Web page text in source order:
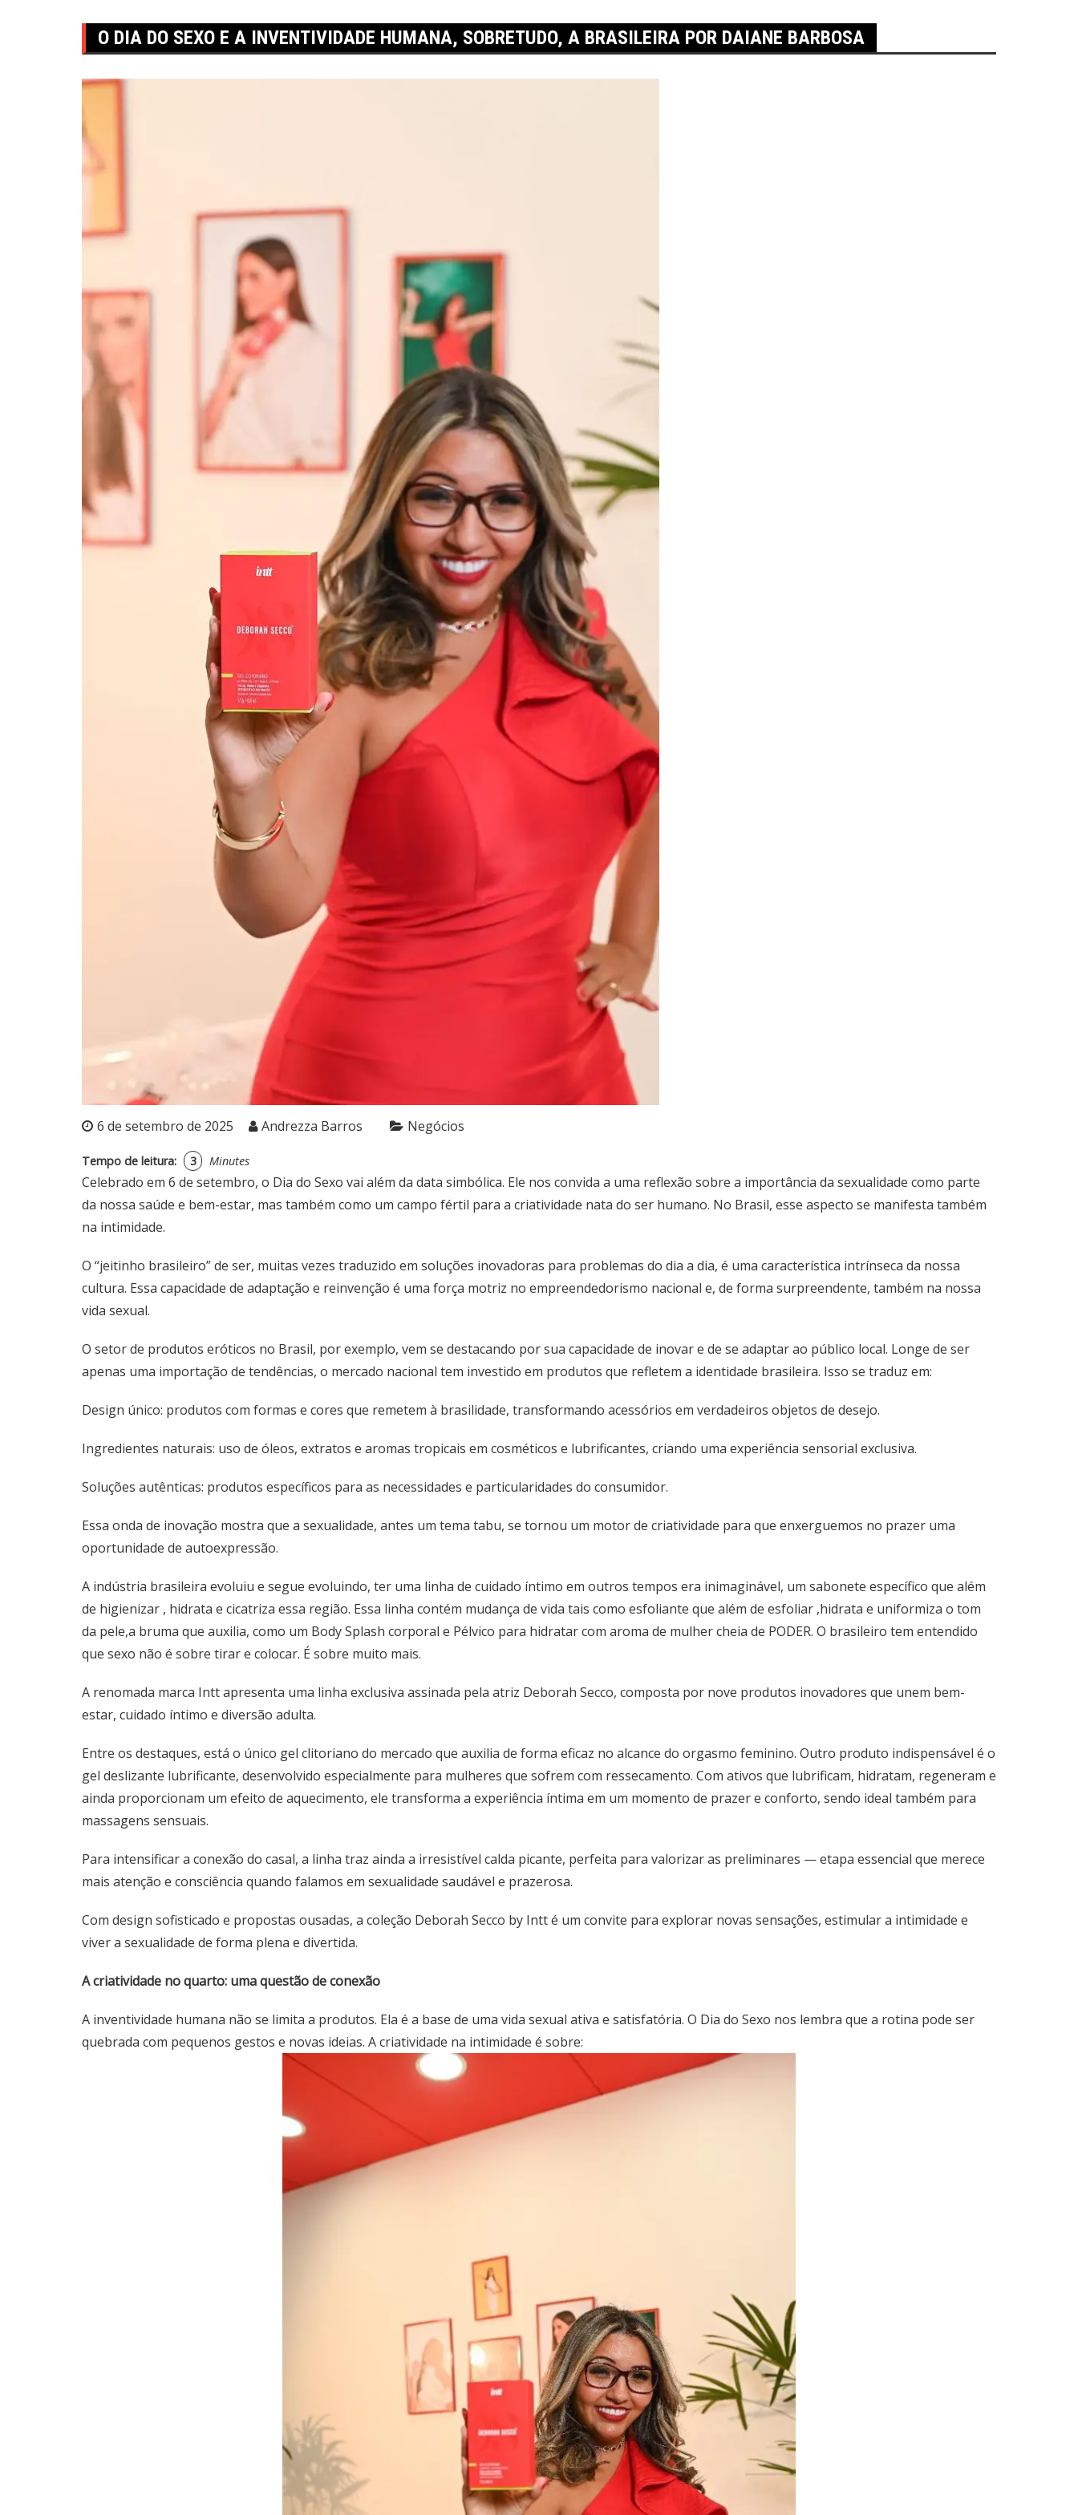
O DIA DO SEXO E A INVENTIVIDADE HUMANA, SOBRETUDO, A BRASILEIRA POR DAIANE BARBOSA
6 de setembro de 2025 Andrezza Barros Negócios
Tempo de leitura: 3 Minutes
Celebrado em 6 de setembro, o Dia do Sexo vai além da data simbólica. Ele nos convida a uma reflexão sobre a importância da sexualidade como parte
da nossa saúde e bem-estar, mas também como um campo fértil para a criatividade nata do ser humano. No Brasil, esse aspecto se manifesta também
na intimidade.
O “jeitinho brasileiro” de ser, muitas vezes traduzido em soluções inovadoras para problemas do dia a dia, é uma característica intrínseca da nossa
cultura. Essa capacidade de adaptação e reinvenção é uma força motriz no empreendedorismo nacional e, de forma surpreendente, também na nossa
vida sexual.
O setor de produtos eróticos no Brasil, por exemplo, vem se destacando por sua capacidade de inovar e de se adaptar ao público local. Longe de ser
apenas uma importação de tendências, o mercado nacional tem investido em produtos que refletem a identidade brasileira. Isso se traduz em:
Design único: produtos com formas e cores que remetem à brasilidade, transformando acessórios em verdadeiros objetos de desejo.
Ingredientes naturais: uso de óleos, extratos e aromas tropicais em cosméticos e lubrificantes, criando uma experiência sensorial exclusiva.
Soluções autênticas: produtos específicos para as necessidades e particularidades do consumidor.
Essa onda de inovação mostra que a sexualidade, antes um tema tabu, se tornou um motor de criatividade para que enxerguemos no prazer uma
oportunidade de autoexpressão.
A indústria brasileira evoluiu e segue evoluindo, ter uma linha de cuidado íntimo em outros tempos era inimaginável, um sabonete específico que além
de higienizar , hidrata e cicatriza essa região. Essa linha contém mudança de vida tais como esfoliante que além de esfoliar ,hidrata e uniformiza o tom
da pele,a bruma que auxilia, como um Body Splash corporal e Pélvico para hidratar com aroma de mulher cheia de PODER. O brasileiro tem entendido
que sexo não é sobre tirar e colocar. É sobre muito mais.
A renomada marca Intt apresenta uma linha exclusiva assinada pela atriz Deborah Secco, composta por nove produtos inovadores que unem bem-
estar, cuidado íntimo e diversão adulta.
Entre os destaques, está o único gel clitoriano do mercado que auxilia de forma eficaz no alcance do orgasmo feminino. Outro produto indispensável é o
gel deslizante lubrificante, desenvolvido especialmente para mulheres que sofrem com ressecamento. Com ativos que lubrificam, hidratam, regeneram e
ainda proporcionam um efeito de aquecimento, ele transforma a experiência íntima em um momento de prazer e conforto, sendo ideal também para
massagens sensuais.
Para intensificar a conexão do casal, a linha traz ainda a irresistível calda picante, perfeita para valorizar as preliminares — etapa essencial que merece
mais atenção e consciência quando falamos em sexualidade saudável e prazerosa.
Com design sofisticado e propostas ousadas, a coleção Deborah Secco by Intt é um convite para explorar novas sensações, estimular a intimidade e
viver a sexualidade de forma plena e divertida.
A criatividade no quarto: uma questão de conexão
A inventividade humana não se limita a produtos. Ela é a base de uma vida sexual ativa e satisfatória. O Dia do Sexo nos lembra que a rotina pode ser
quebrada com pequenos gestos e novas ideias. A criatividade na intimidade é sobre: